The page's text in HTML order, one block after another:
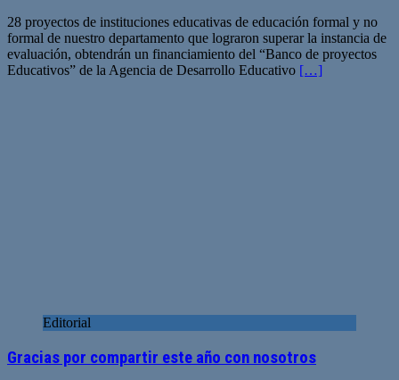
28 proyectos de instituciones educativas de educación formal y no
formal de nuestro departamento que lograron superar la instancia de
evaluación, obtendrán un financiamiento del “Banco de proyectos
Educativos” de la Agencia de Desarrollo Educativo […]
Editorial
Gracias por compartir este año con nosotros